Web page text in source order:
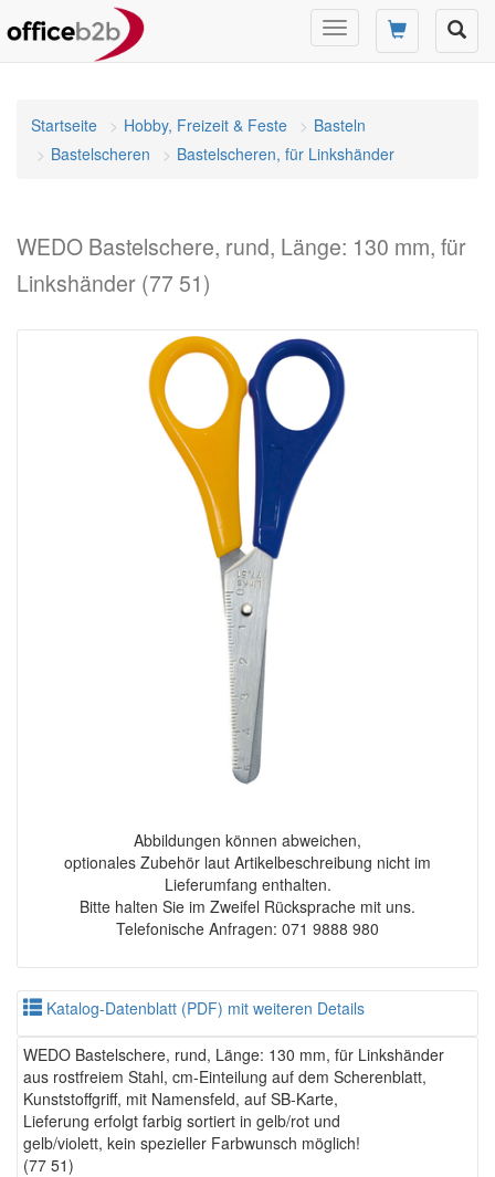
Navigation
umschalten
Startseite Hobby, Freizeit & Feste
Basteln
Bastelscheren
Bastelscheren, für Linkshänder
WEDO Bastelschere, rund, Länge: 130 mm, für
Linkshänder (77 51)
Abbildungen können abweichen,
optionales Zubehör laut Artikelbeschreibung nicht im
Lieferumfang enthalten.
Bitte halten Sie im Zweifel Rücksprache mit uns.
Telefonische Anfragen: 071 9888 980
Katalog-Datenblatt (PDF) mit weiteren Details
WEDO Bastelschere, rund, Länge: 130 mm, für Linkshänder
aus rostfreiem Stahl, cm-Einteilung auf dem Scherenblatt,
Kunststoffgriff, mit Namensfeld, auf SB-Karte,
Lieferung erfolgt farbig sortiert in gelb/rot und
gelb/violett, kein spezieller Farbwunsch möglich!
(77 51)